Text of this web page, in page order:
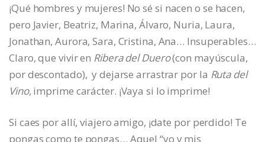
¡Qué hombres y mujeres! No sé si nacen o se hacen,
pero Javier, Beatriz, Marina, Álvaro, Nuria, Laura,
Jonathan, Aurora, Sara, Cristina, Ana… Insuperables…
Claro, que vivir en Ribera del Duero(con mayúscula,
por descontado), y dejarse arrastrar por la Ruta del
Vino, imprime carácter. ¡Vaya si lo imprime!
Si caes por allí, viajero amigo, ¡date por perdido! Te
pongas como te pongas… Aquel “yo y mis